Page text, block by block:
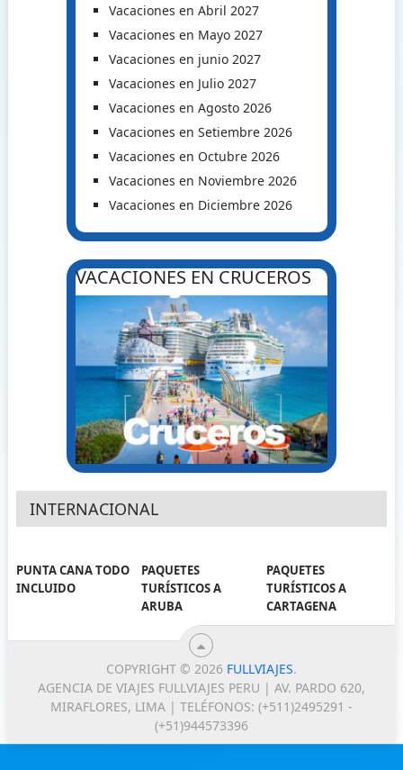
Vacaciones en Abril 2027
Vacaciones en Mayo 2027
Vacaciones en junio 2027
Vacaciones en Julio 2027
Vacaciones en Agosto 2026
Vacaciones en Setiembre 2026
Vacaciones en Octubre 2026
Vacaciones en Noviembre 2026
Vacaciones en Diciembre 2026
VACACIONES EN CRUCEROS
INTERNACIONAL
PUNTA CANA TODO
INCLUIDO
PAQUETES
TURÍSTICOS A
ARUBA
PAQUETES
TURÍSTICOS A
CARTAGENA
COPYRIGHT © 2026 FULLVIAJES.
AGENCIA DE VIAJES FULLVIAJES PERU | AV. PARDO 620,
MIRAFLORES, LIMA | TELÉFONOS: (+511)2495291 -
(+51)944573396